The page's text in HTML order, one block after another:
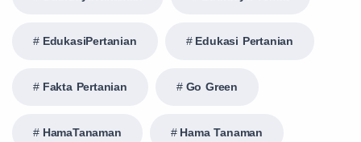
EdukasiPertanian Edukasi Pertanian
Fakta Pertanian Go Green
HamaTanaman Hama Tanaman